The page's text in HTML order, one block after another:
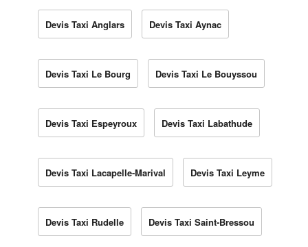
Devis Taxi Anglars Devis Taxi Aynac
Devis Taxi Le Bourg Devis Taxi Le Bouyssou
Devis Taxi Espeyroux Devis Taxi Labathude
Devis Taxi Lacapelle-Marival Devis Taxi Leyme
Devis Taxi Rudelle Devis Taxi Saint-Bressou